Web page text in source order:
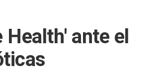
ante el